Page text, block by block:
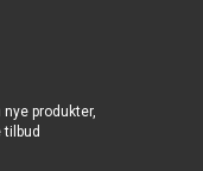
produkter,
tilbud